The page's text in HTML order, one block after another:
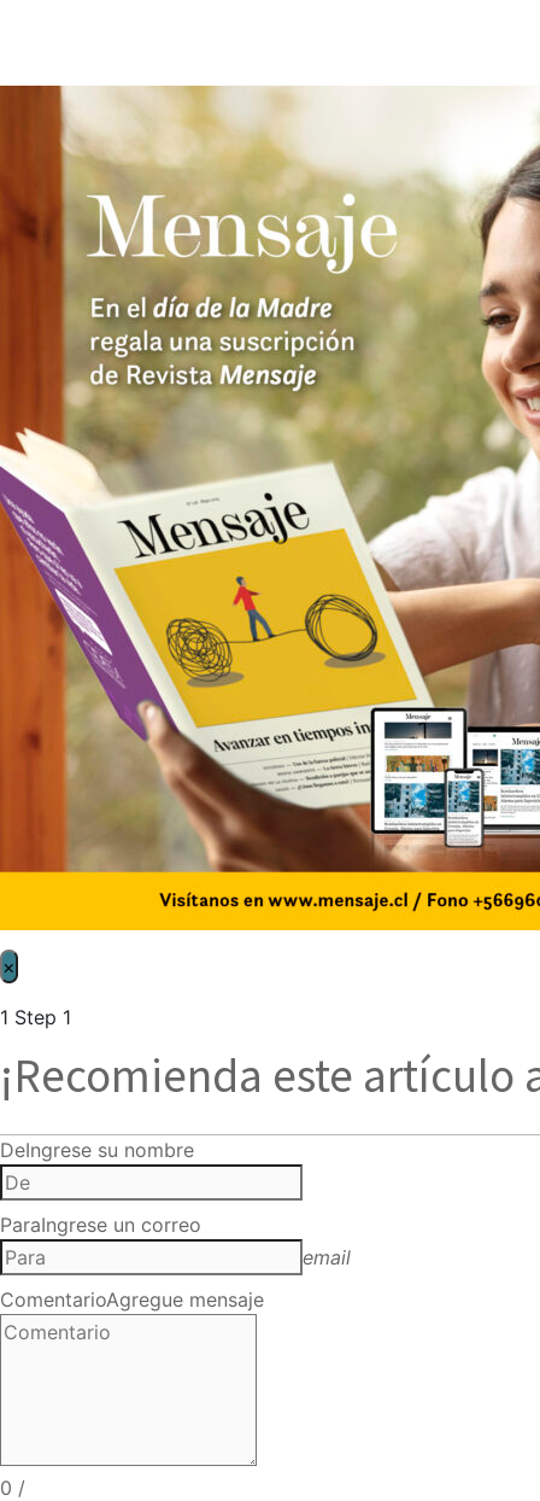
×
1 Step 1
¡Recomienda este artículo
DeIngrese su nombre
ParaIngrese un correo
email
ComentarioAgregue mensaje
0 /